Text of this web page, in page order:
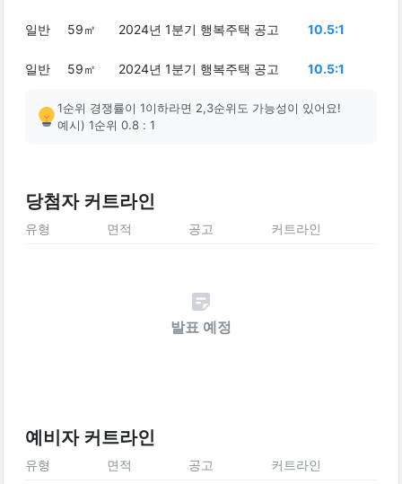
일반 59㎡ 2024년 1분기 행복주택 공고 10.5:1
일반 59㎡ 2024년 1분기 행복주택 공고 10.5:1
1순위 경쟁률이 1이하라면 2,3순위도 가능성이 있어요!
예시) 1순위 0.8 : 1
당첨자 커트라인
유형 면적 공고 커트라인
발표 예정
예비자 커트라인
유형 면적 공고 커트라인